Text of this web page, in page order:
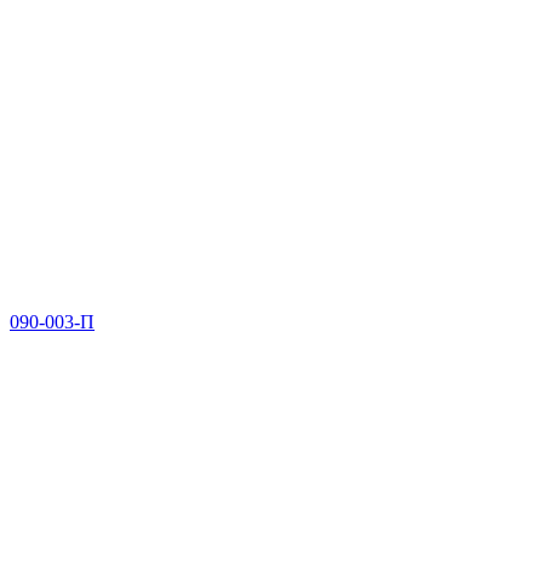
090-003-П